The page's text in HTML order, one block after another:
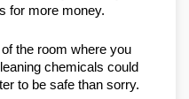
for more money.
the room where you
chemicals could
to be safe than sorry.